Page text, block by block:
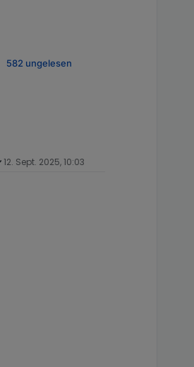
582 ungelesen
12. Sept. 2025, 10:03